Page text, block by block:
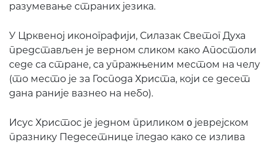
разумевање страних језика.
У Црквеној иконографији, Силазак Светог Духа
представљен је верном сликом како Апостоли
седе са стране, са упражњеним местом на челу
(то место је за Господа Христа, који се десет
дана раније вазнео на небо).
Исус Христос је једном приликом ο јеврејском
празнику Педесетнице гледао како се излива